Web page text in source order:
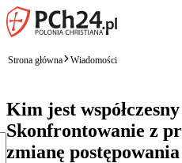
Strona główna Wiadomości
Kim jest
Skonfrontowanie z
zmianę postępowania